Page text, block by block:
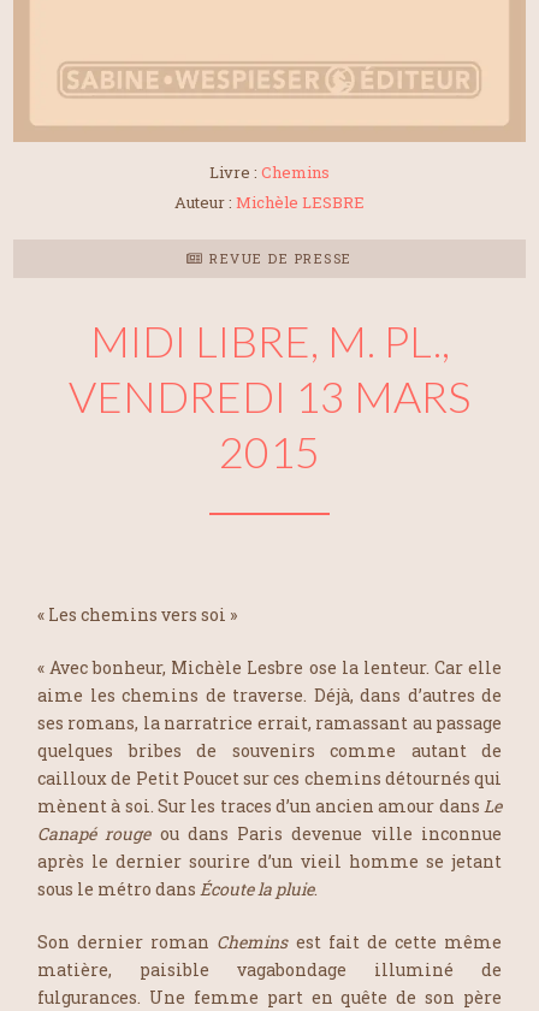
Livre : Chemins
Auteur : Michèle LESBRE
REVUE DE PRESSE
MIDI LIBRE, M. PL.,
VENDREDI 13 MARS
2015
« Les chemins vers soi »
« Avec bonheur, Michèle Lesbre ose la lenteur. Car elle
aime les chemins de traverse. Déjà, dans d’autres de
ses romans, la narratrice errait, ramassant au passage
quelques bribes de souvenirs comme autant de
cailloux de Petit Poucet sur ces chemins détournés qui
mènent à soi. Sur les traces d’un ancien amour dans Le
Canapé rougeou dans Paris devenue ville inconnue
après le dernier sourire d’un vieil homme se jetant
sous le métro dans Écoute la pluie.
Son dernier roman Cheminsest fait de cette même
matière, paisible vagabondage illuminé de
fulgurances. Une femme part en quête de son père